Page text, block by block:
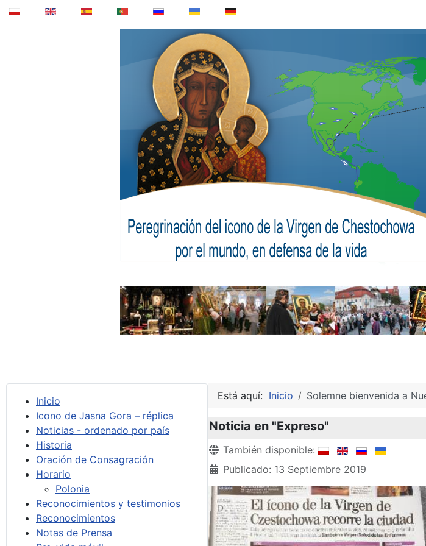
Inicio
Icono de Jasna Gora – réplica
Noticias - ordenado por país
Historia
Oración de Consagración
Horario
Polonia
Reconocimientos y testimonios
Reconocimientos
Notas de Prensa
Está aquí: Inicio Solemne bienvenida a
Noticia en "Expreso"
Detalles
También disponible:
Publicado: 13 Septiembre 2019